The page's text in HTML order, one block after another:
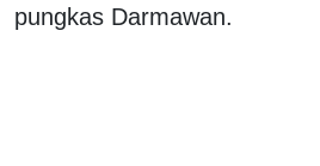
pungkas Darmawan.